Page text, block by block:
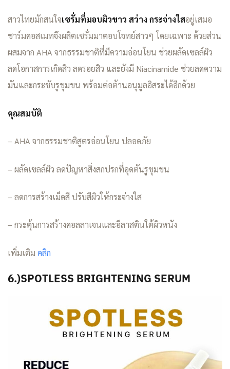
สาวไทยมักสนใจเซรั่มที่มอบผิวขาว สว่าง กระจ่างใสอยู่เสมอ
ชาร์มคอสเมทจึงผลิตเซรั่มมาตอบโจทย์สาวๆ โดยเฉพาะ ด้วยส่วน
ผสมจาก AHA จากธรรมชาติที่มีความอ่อนโยน ช่วยผลัดเซลล์ผิว
ลดโอกาสการเกิดสิว ลดรอยสิว และยังมี Niacinamide ช่วยลดความ
มันและกระชับรูขุมขน พร้อมต่อต้านอนุมูลอิสระได้อีกด้วย
คุณสมบัติ
– AHA จากธรรมชาติสูตรอ่อนโยน ปลอดภัย
– ผลัดเซลล์ผิว ลดปัญหาสิ่งสกปรกที่อุดตันรูขุมขน
– ลดการสร้างเม็ดสี ปรับสีผิวให้กระจ่างใส
– กระตุ้นการสร้างคอลลาเจนและอีลาสตินใต้ผิวหนัง
เพิ่มเติม คลิก
6.)SPOTLESS BRIGHTENING SERUM